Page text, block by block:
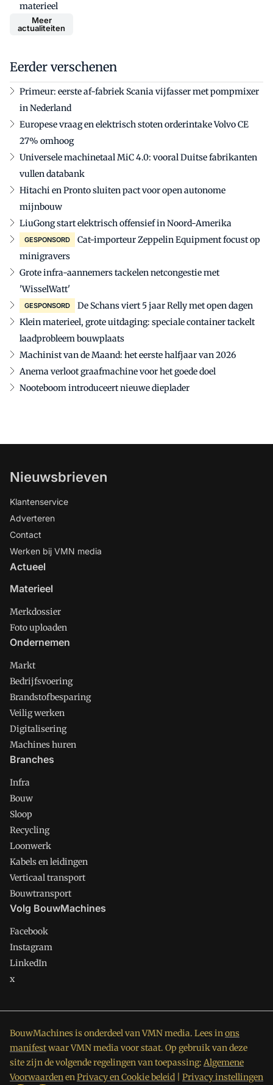
materieel
Meer
actualiteiten
Eerder verschenen
Primeur: eerste af-fabriek Scania vijfasser met pompmixer
in Nederland
Europese vraag en elektrisch stoten orderintake Volvo CE
27% omhoog
Universele machinetaal MiC 4.0: vooral Duitse fabrikanten
vullen databank
Hitachi en Pronto sluiten pact voor open autonome
mijnbouw
LiuGong start elektrisch offensief in Noord-Amerika
GESPONSORD
Cat-importeur Zeppelin Equipment focust op
minigravers
Grote infra-aannemers tackelen netcongestie met
'WisselWatt'
GESPONSORD
De Schans viert 5 jaar Relly met open dagen
Klein materieel, grote uitdaging: speciale container tackelt
laadprobleem bouwplaats
Machinist van de Maand: het eerste halfjaar van 2026
Anema verloot graafmachine voor het goede doel
Nooteboom introduceert nieuwe dieplader
Nieuwsbrieven
Klantenservice
Adverteren
Contact
Werken bij VMN media
Actueel
Materieel
Merkdossier
Foto uploaden
Ondernemen
Markt
Bedrijfsvoering
Brandstofbesparing
Veilig werken
Digitalisering
Machines huren
Branches
Infra
Bouw
Sloop
Recycling
Loonwerk
Kabels en leidingen
Verticaal transport
Bouwtransport
Volg BouwMachines
Facebook
Instagram
LinkedIn
x
BouwMachines is onderdeel van VMN media. Lees inons
manifestwaar VMN media voor staat. Op gebruik van deze
site zijn de volgende regelingen van toepassing: Algemene
VoorwaardenenPrivacy en Cookie beleid Privacy instellingen